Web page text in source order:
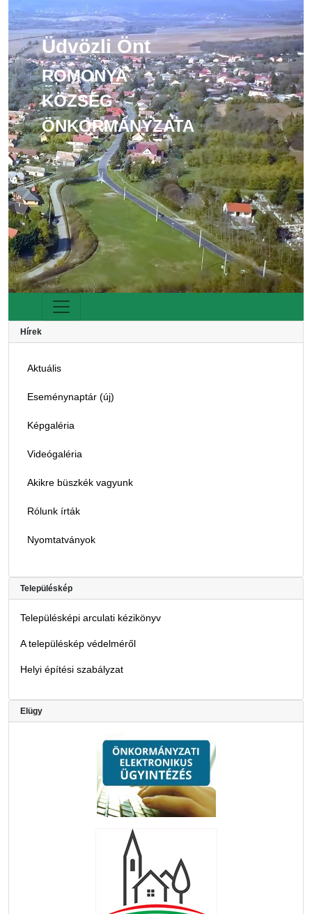
Üdvözli Önt
ROMONYA
KÖZSÉG
ÖNKORMÁNYZATA
Hírek
Aktuális
Eseménynaptár (új)
Képgaléria
Videógaléria
Akikre büszkék vagyunk
Rólunk írták
Nyomtatványok
Településkép
Településképi arculati kézikönyv
A településkép védelméről
Helyi építési szabályzat
Elügy